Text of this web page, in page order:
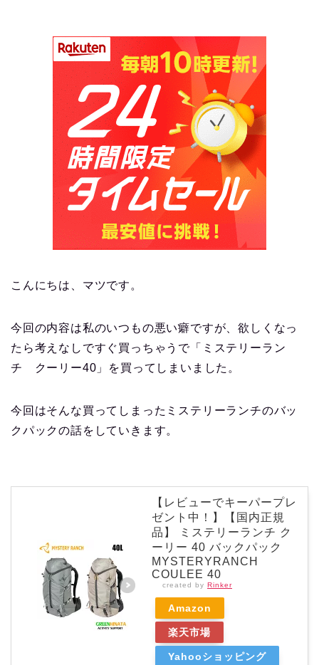
こんにちは、マツです。
今回の内容は私のいつもの悪い癖ですが、欲しくなっ
たら考えなしですぐ買っちゃうで「ミステリーラン
チ クーリー40」を買ってしまいました。
今回はそんな買ってしまったミステリーランチのバッ
クパックの話をしていきます。
【レビューでキーパープレ
ゼント中！】【国内正規
品】 ミステリーランチ ク
ーリー 40 バックパック
MYSTERYRANCH
COULEE 40
created by Rinker
Amazon
楽天市場
Yahooショッピング